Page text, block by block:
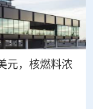
元，核燃料浓